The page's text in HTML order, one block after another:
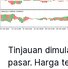
Tinjauan
pasar. Harga